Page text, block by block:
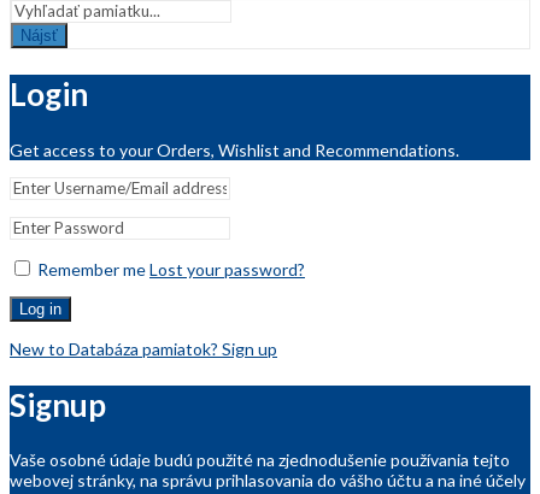
Nájsť
Login
Get access to your Orders, Wishlist and Recommendations.
Remember meLost your password?
Log in
New to Databáza pamiatok? Sign up
Signup
Vaše osobné údaje budú použité na zjednodušenie používania tejto
webovej stránky, na správu prihlasovania do vášho účtu a na iné účely